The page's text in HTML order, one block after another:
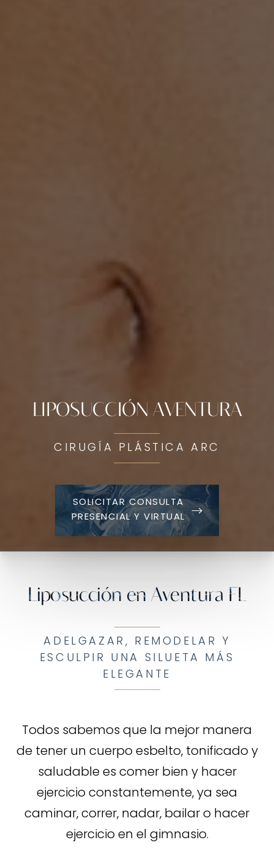
LIPOSUCCIÓN AVENTURA
CIRUGÍA PLÁSTICA ARC
SOLICITAR CONSULTA
PRESENCIAL Y VIRTUAL
Liposucción en Aventura FL
ADELGAZAR, REMODELAR Y
ESCULPIR UNA SILUETA MÁS
ELEGANTE
Todos sabemos que la mejor manera
de tener un cuerpo esbelto, tonificado y
saludable es comer bien y hacer
ejercicio constantemente, ya sea
caminar, correr, nadar, bailar o hacer
ejercicio en el gimnasio.